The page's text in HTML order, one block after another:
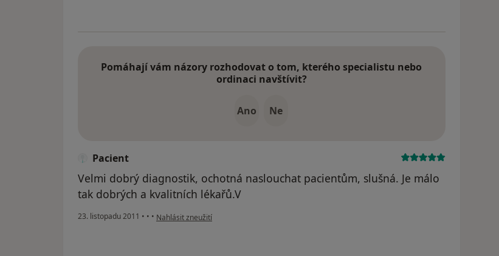
Pomáhají vám názory rozhodovat o tom, kterého specialistu nebo
ordinaci navštívit?
Ano Ne
Pacient
Velmi dobrý diagnostik, ochotná naslouchat pacientům, slušná. Je málo
tak dobrých a kvalitních lékařů.V
23. listopadu 2011 • • • podle názoru uživatele Pacient
Nahlásit zneužití